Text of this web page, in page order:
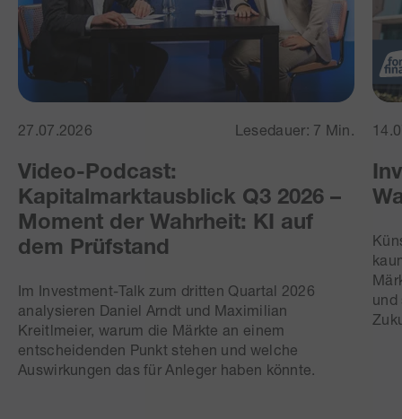
27.07.2026 Lesedauer: 7 Min.
Video-Podcast:
Kapitalmarktausblick Q3 2026 –
Moment der Wahrheit: KI auf
dem Prüfstand
Im Investment-Talk zum dritten Quartal 2026
analysieren Daniel Arndt und Maximilian
Kreitlmeier, warum die Märkte an einem
entscheidenden Punkt stehen und welche
Auswirkungen das für Anleger haben könnte.
und